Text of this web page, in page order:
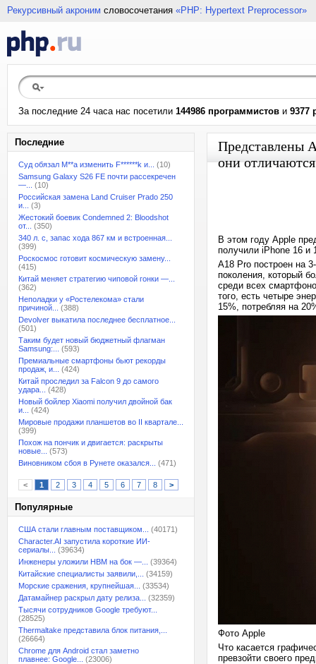
Рекурсивный акроним словосочетания «PHP: Hypertext Preprocessor»
За последние 24 часа нас посетили 144986 программистов и 9377
Последние
Суд обязал M**a изменить F******k и...
(10)
Samsung Galaxy S26 FE почти рассекречен
—...
(10)
Российская замена Land Cruiser Prado 250
и...
(3)
Жестокий боевик Condemned 2: Bloodshot
от...
(350)
340 л. с, запас хода 867 км и встроенная...
(399)
Роскосмос готовит космическую замену...
(415)
Китай меняет стратегию чиповой гонки —...
(362)
Неполадки у «Ростелекома» стали
причиной...
(388)
Devolver выкатила последнее бесплатное...
(501)
Таким будет новый бюджетный флагман
Samsung:...
(593)
Премиальные смартфоны бьют рекорды
продаж, и...
(424)
Китай проследил за Falcon 9 до самого
удара...
(428)
Новый бойлер Xiaomi получил двойной бак
и...
(424)
Мировые продажи планшетов во II квартале...
(399)
Похож на пончик и двигается: раскрыты
новые...
(573)
Виновником сбоя в Рунете оказался...
(471)
< 1 2 3 4 5 6 7 8 >
Популярные
США стали главным поставщиком...
(40171)
Character.AI запустила короткие ИИ-
сериалы...
(39634)
Инженеры уложили HBM на бок —...
(39364)
Китайские специалисты заявили,...
(34159)
Морские сражения, крупнейшая...
(33534)
Датамайнер раскрыл дату релиза...
(32359)
Тысячи сотрудников Google требуют...
(28525)
Thermaltake представила блок питания,...
(26664)
Chrome для Android стал заметно
плавнее: Google...
(23006)
Представлены
они отличаются
В этом году Apple
получили iPhone 16 и
A18 Pro построен на
поколения, который
среди всех
того, есть четыре
15%, потребляя на
Фото Apple
Что касается
превзойти своего